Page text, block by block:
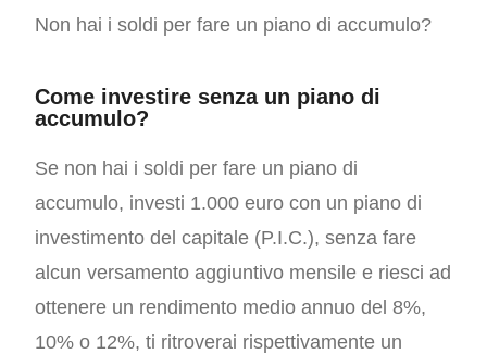
Non hai i soldi per fare un piano di accumulo?
Come investire senza un piano di
accumulo?
Se non hai i soldi per fare un piano di
accumulo, investi 1.000 euro con un piano di
investimento del capitale (P.I.C.), senza fare
alcun versamento aggiuntivo mensile e riesci ad
ottenere un rendimento medio annuo del 8%,
10% o 12%, ti ritroverai rispettivamente un